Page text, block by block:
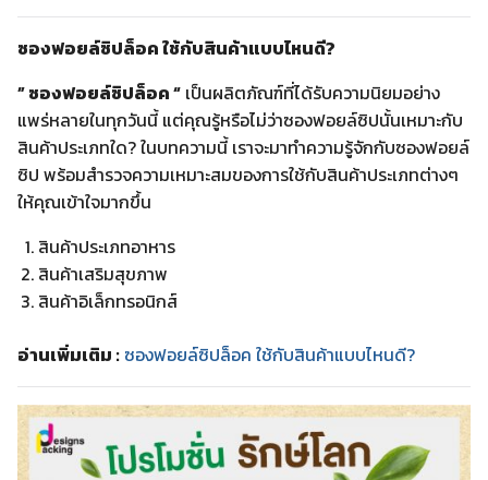
ซองฟอยล์ซิปล็อค ใช้กับสินค้าแบบไหนดี?
” ซองฟอยล์ซิปล็อค “ เป็นผลิตภัณฑ์ที่ได้รับความนิยมอย่าง
แพร่หลายในทุกวันนี้ แต่คุณรู้หรือไม่ว่าซองฟอยล์ซิปนั้นเหมาะกับ
สินค้าประเภทใด? ในบทความนี้ เราจะมาทำความรู้จักกับซองฟอยล์
ซิป พร้อมสำรวจความเหมาะสมของการใช้กับสินค้าประเภทต่างๆ
ให้คุณเข้าใจมากขึ้น
สินค้าประเภทอาหาร
สินค้าเสริมสุขภาพ
สินค้าอิเล็กทรอนิกส์
อ่านเพิ่มเติม : ซองฟอยล์ซิปล็อค ใช้กับสินค้าแบบไหนดี?